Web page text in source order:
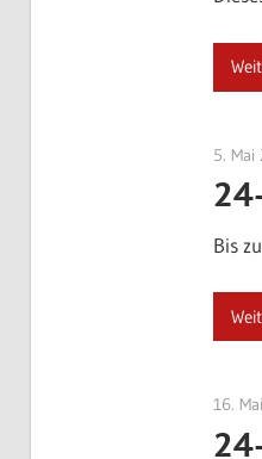
5. Mai
Bis
16.